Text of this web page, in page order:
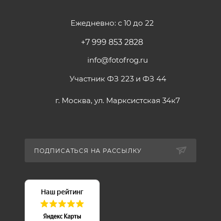
Особенности: 3D-LUT (через USB); HDR
крепления кронштейна; Площадка V-mount
питания; Блок питания 15 В; Настольный кронштейн
Ежедневно: с 10 до 22
+7 999 853 2828
info@fotofrog.ru
Участник ФЗ 223 и ФЗ 44
г. Москва, ул. Марксистская 34к7
ПОДПИСАТЬСЯ НА РАССЫЛКУ